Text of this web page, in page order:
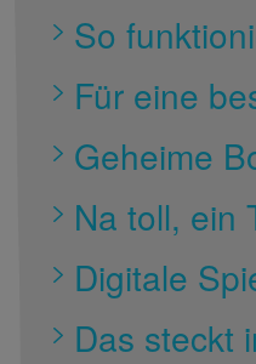
So
Für eine
Geheime
Na toll, ein
Digitale
Das steckt